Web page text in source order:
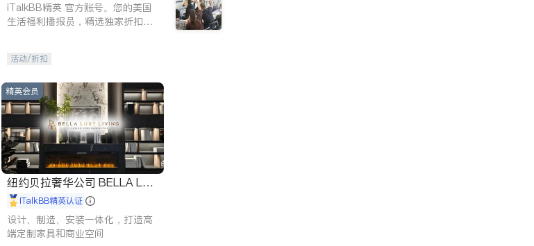
iTalkBB精英 官方账号。您的美国
生活福利播报员，精选独家折扣、
活动/折扣
精英会员
纽约贝拉奢华公司 BELLA LUX
E iTalkBB精英认证
设计、制造、安装一体化，打造高
端定制家具和商业空间